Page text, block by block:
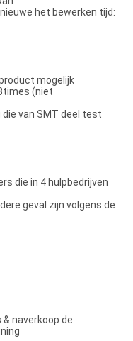
het bewerken tijd:
mogelijk
(niet
die van SMT deel test
die in 4 hulpbedrijven
geval zijn volgens de
naverkoop de